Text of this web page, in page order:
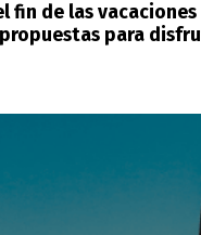
fin de las vacaciones
para